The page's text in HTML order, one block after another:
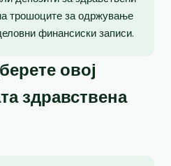
трошоците за одржување
финансиски записи.
овој
здравствена